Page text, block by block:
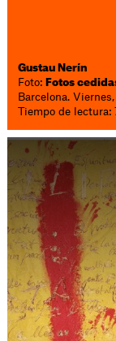
Gustau Nerín
Foto: Fotos
Barcelona.
Tiempo de lectura: